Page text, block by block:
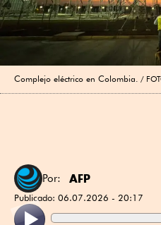
Complejo eléctrico en Colombia.
Por: AFP
Publicado: 06.07.2026 - 20:17